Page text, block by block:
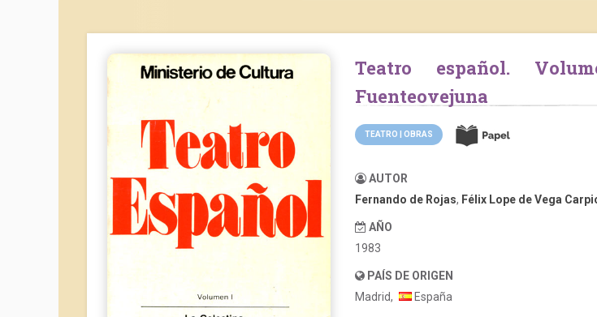
Teatro español. Volumen I: La Celestina. Entremeses.
Fuenteovejuna
TEATRO | OBRAS
AUTOR
Fernando de Rojas, Félix Lope de Vega
AÑO
1983
PAÍS DE ORIGEN
Madrid,
España